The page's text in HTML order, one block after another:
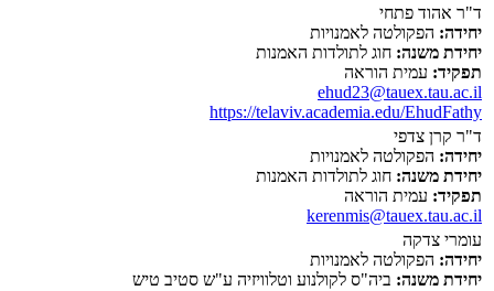
ד"ר אהוד פתחי
יחידה: הפקולטה לאמנויות
יחידת משנה: חוג לתולדות האמנות
תפקיד: עמית הוראה
ehud23@tauex.tau.ac.il
https://telaviv.academia.edu/EhudFathy
ד"ר קרן צדפי
יחידה: הפקולטה לאמנויות
יחידת משנה: חוג לתולדות האמנות
תפקיד: עמית הוראה
kerenmis@tauex.tau.ac.il
עומרי צדקה
יחידה: הפקולטה לאמנויות
יחידת משנה: ביה"ס לקולנוע וטלוויזיה ע"ש סטיב טיש